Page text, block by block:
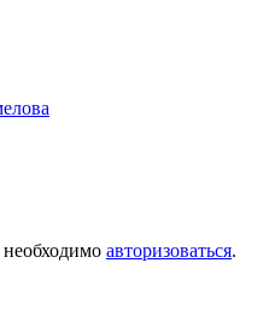
авторизоваться.